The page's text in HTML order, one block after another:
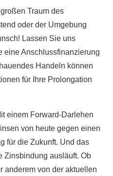
Traum des
oder der Umgebung
Lassen Sie uns
eine Anschlussfinanzierung
Handeln können
für Ihre Prolongation
einem Forward-Darlehen
von heute gegen einen
für die Zukunft. Und das
Zinsbindung ausläuft. Ob
anderem von der aktuellen